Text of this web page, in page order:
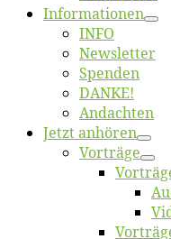
Informatio­nen
INFO
News­let­ter
Spen­den
DANKE!
An­dach­ten
Jetzt an­hö­ren
Vor­trä­ge